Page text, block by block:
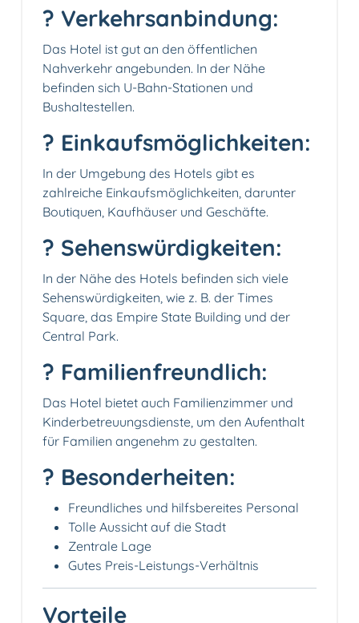
? Verkehrsanbindung:
Das Hotel ist gut an den öffentlichen
Nahverkehr angebunden. In der Nähe
befinden sich U-Bahn-Stationen und
Bushaltestellen.
?️ Einkaufsmöglichkeiten:
In der Umgebung des Hotels gibt es
zahlreiche Einkaufsmöglichkeiten, darunter
Boutiquen, Kaufhäuser und Geschäfte.
? Sehenswürdigkeiten:
In der Nähe des Hotels befinden sich viele
Sehenswürdigkeiten, wie z. B. der Times
Square, das Empire State Building und der
Central Park.
? Familienfreundlich:
Das Hotel bietet auch Familienzimmer und
Kinderbetreuungsdienste, um den Aufenthalt
für Familien angenehm zu gestalten.
? Besonderheiten:
Freundliches und hilfsbereites Personal
Tolle Aussicht auf die Stadt
Zentrale Lage
Gutes Preis-Leistungs-Verhältnis
Vorteile